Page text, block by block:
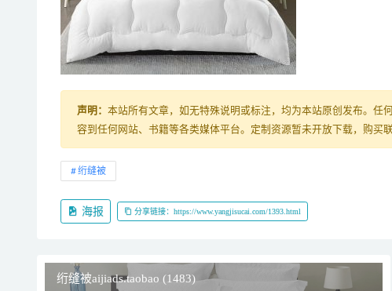
声明： 本站所有文章，如无特殊说明或标注，均为本站原创发布。任
容到任何网站、书籍等各类媒体平台。定制资源暂未开放下载，购买
绗缝被
海报 分享链接：https://www.yangjisucai.com/1393.html
绗缝被aijiads.taobao (1483)